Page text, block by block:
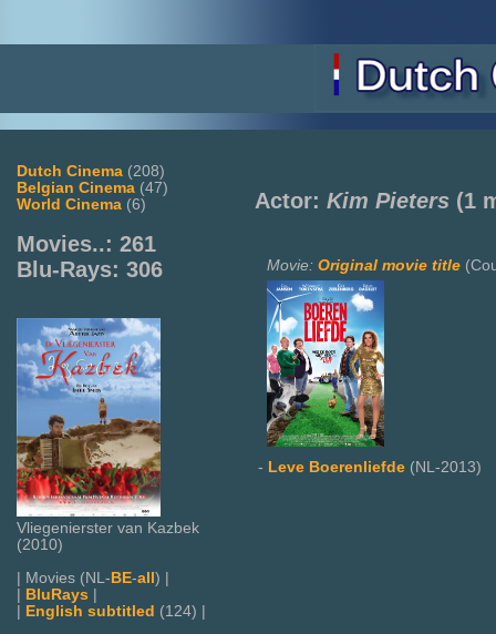
Dutch Cinema (208)
Belgian Cinema (47)
World Cinema (6)
Movies..: 261
Blu-Rays: 306
Vliegenierster van Kazbek
(2010)
| Movies (NL- BE-all ) |
BluRays
English subtitled (124) |
Actor: Kim Pieters (1
Movie: Original movie title
- Leve Boerenliefde (NL-2013)